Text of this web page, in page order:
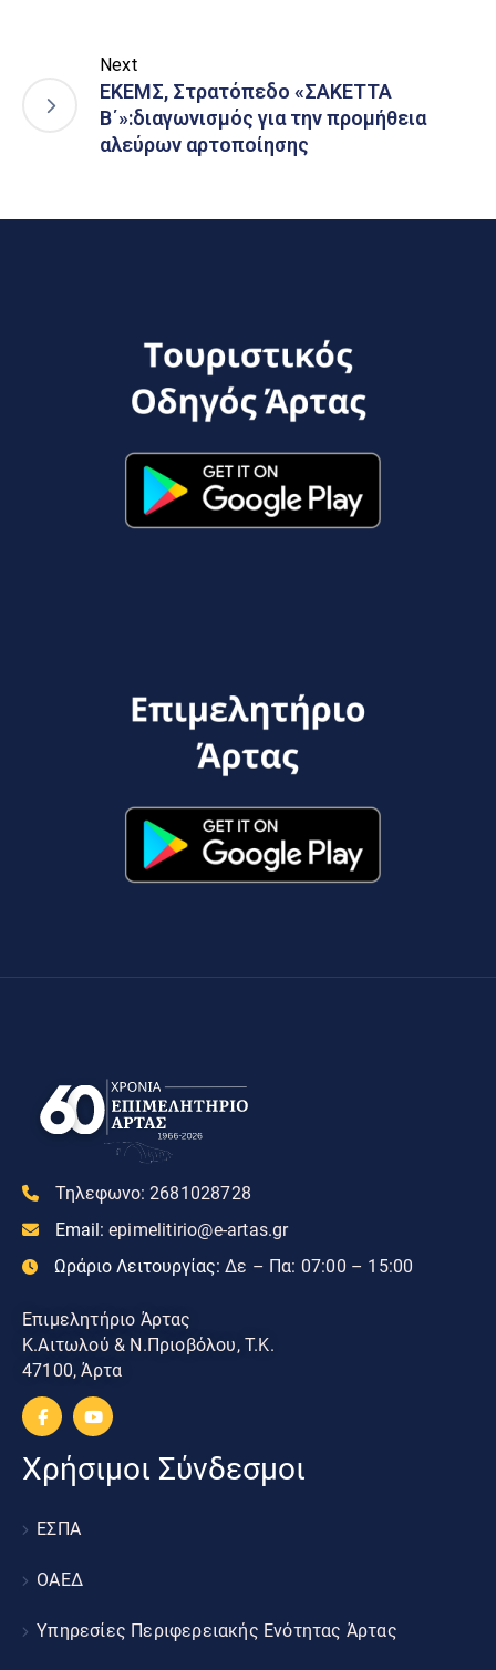
Next
ΕΚΕΜΣ, Στρατόπεδο «ΣΑΚΕΤΤΑ
Β΄»:διαγωνισμός για την προμήθεια
αλεύρων αρτοποίησης
Τηλεφωνο: 2681028728
Email: epimelitirio@e-artas.gr
Ωράριο Λειτουργίας: Δε – Πα: 07:00 – 15:00
Επιμελητήριο Άρτας
Κ.Αιτωλού & Ν.Πριοβόλου, Τ.Κ.
47100, Άρτα
Χρήσιμοι Σύνδεσμοι
ΕΣΠΑ
ΟΑΕΔ
Υπηρεσίες Περιφερειακής Ενότητας Άρτας